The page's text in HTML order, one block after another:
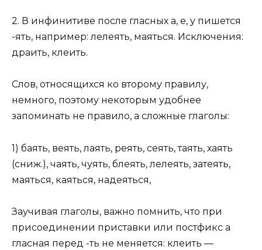
2. В инфинитиве после гласных а, е, у пишется
-ять, например: лелеять, маяться. Исключения:
драить, клеить.
Слов, относящихся ко второму правилу,
немного, поэтому некоторым удобнее
запоминать не правило, а сложные глаголы:
1) баять, веять, лаять, реять, сеять, таять, хаять
(сниж.), чаять, чуять, блеять, лелеять, затеять,
маяться, каяться, надеяться,
Заучивая глаголы, важно помнить, что при
присоединении приставки или постфикс а
гласная перед -ть не меняется: клеить —